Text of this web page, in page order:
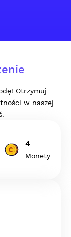
Otrzymuj
w naszej
4
Monety